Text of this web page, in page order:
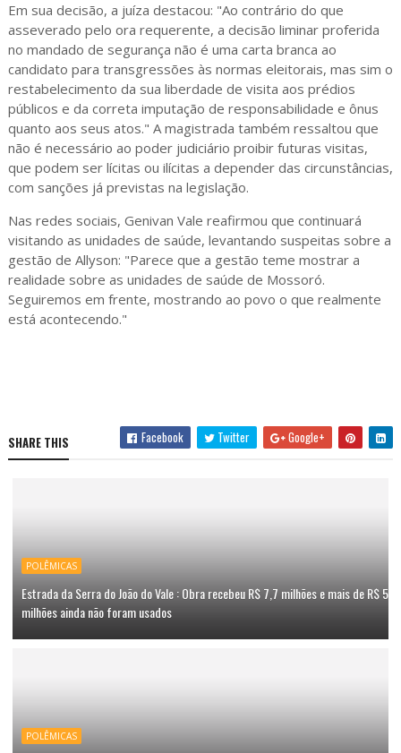
Em sua decisão, a juíza destacou: "Ao contrário do que
asseverado pelo ora requerente, a decisão liminar proferida
no mandado de segurança não é uma carta branca ao
candidato para transgressões às normas eleitorais, mas sim o
restabelecimento da sua liberdade de visita aos prédios
públicos e da correta imputação de responsabilidade e ônus
quanto aos seus atos." A magistrada também ressaltou que
não é necessário ao poder judiciário proibir futuras visitas,
que podem ser lícitas ou ilícitas a depender das circunstâncias,
com sanções já previstas na legislação.
Nas redes sociais, Genivan Vale reafirmou que continuará
visitando as unidades de saúde, levantando suspeitas sobre a
gestão de Allyson: "Parece que a gestão teme mostrar a
realidade sobre as unidades de saúde de Mossoró.
Seguiremos em frente, mostrando ao povo o que realmente
está acontecendo."
SHARE THIS Facebook Twitter Google+
POLÊMICAS
Estrada da Serra do João do Vale : Obra recebeu R$ 7,7 milhões e mais de R$ 5
milhões ainda não foram usados
POLÊMICAS